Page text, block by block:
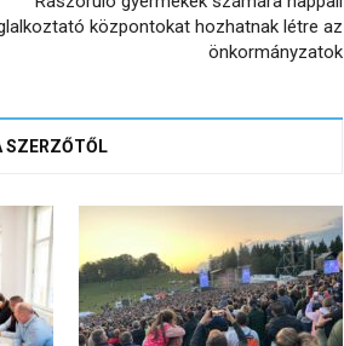
központokat hozhatnak létre az
önkormányzatok
SZERZŐTŐL